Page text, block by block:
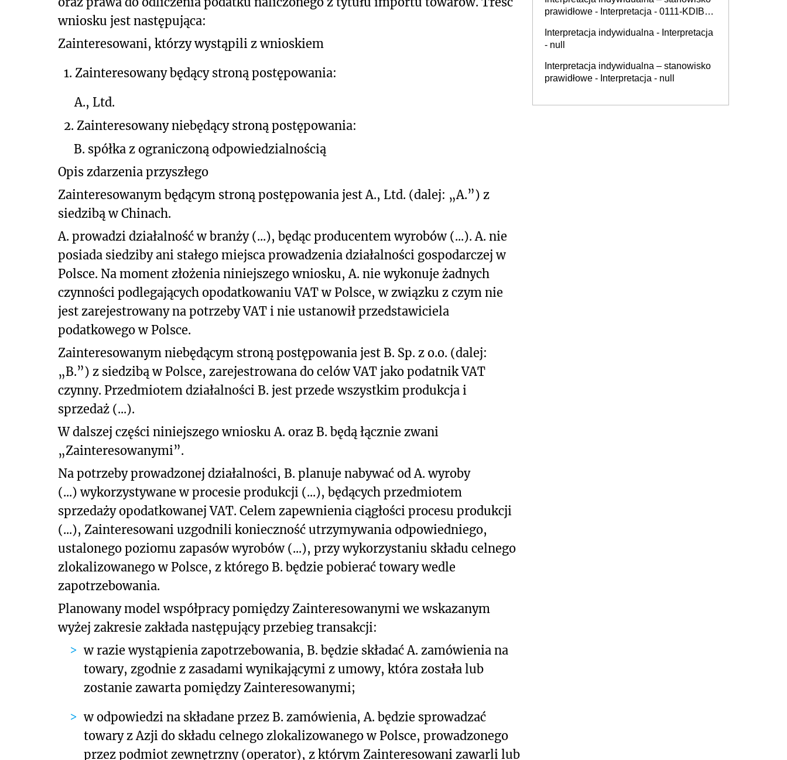
wniosku jest następująca:
Zainteresowani, którzy wystąpili z wnioskiem
1. Zainteresowany będący stroną postępowania:
A., Ltd.
2. Zainteresowany niebędący stroną postępowania:
B. spółka z ograniczoną odpowiedzialnością
Opis zdarzenia przyszłego
Zainteresowanym będącym stroną postępowania jest A., Ltd. (dalej: „A.”) z
siedzibą w Chinach.
A. prowadzi działalność w branży (...), będąc producentem wyrobów (...). A. nie
posiada siedziby ani stałego miejsca prowadzenia działalności gospodarczej w
Polsce. Na moment złożenia niniejszego wniosku, A. nie wykonuje żadnych
czynności podlegających opodatkowaniu VAT w Polsce, w związku z czym nie
jest zarejestrowany na potrzeby VAT i nie ustanowił przedstawiciela
podatkowego w Polsce.
Zainteresowanym niebędącym stroną postępowania jest B. Sp. z o.o. (dalej:
„B.”) z siedzibą w Polsce, zarejestrowana do celów VAT jako podatnik VAT
czynny. Przedmiotem działalności B. jest przede wszystkim produkcja i
sprzedaż (...).
W dalszej części niniejszego wniosku A. oraz B. będą łącznie zwani
„Zainteresowanymi”.
Na potrzeby prowadzonej działalności, B. planuje nabywać od A. wyroby
(...) wykorzystywane w procesie produkcji (...), będących przedmiotem
sprzedaży opodatkowanej VAT. Celem zapewnienia ciągłości procesu produkcji
(...), Zainteresowani uzgodnili konieczność utrzymywania odpowiedniego,
ustalonego poziomu zapasów wyrobów (...), przy wykorzystaniu składu celnego
zlokalizowanego w Polsce, z którego B. będzie pobierać towary wedle
zapotrzebowania.
Planowany model współpracy pomiędzy Zainteresowanymi we wskazanym
wyżej zakresie zakłada następujący przebieg transakcji:
w razie wystąpienia zapotrzebowania, B. będzie składać A. zamówienia na
towary, zgodnie z zasadami wynikającymi z umowy, która została lub
zostanie zawarta pomiędzy Zainteresowanymi;
w odpowiedzi na składane przez B. zamówienia, A. będzie sprowadzać
towary z Azji do składu celnego zlokalizowanego w Polsce, prowadzonego
przez podmiot zewnętrzny (operator), z którym Zainteresowani zawarli lub
prawidłowe - Interpretacja - 0111-KDIB1-
Interpretacja indywidualna - Interpretacja
- null
Interpretacja indywidualna – stanowisko
prawidłowe - Interpretacja - null